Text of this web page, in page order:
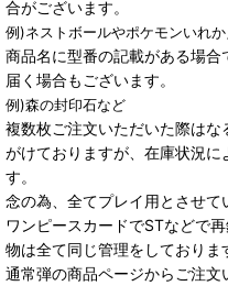
合がございます。
例)ネストボールやポケモンいれ
商品名に型番の記載がある場
届く場合もございます。
例)森の封印石など
複数枚ご注文いただいた際は
がけておりますが、在庫状況に
す。
念の為、全てプレイ用とさせて
ワンピースカードでSTなどで
物は全て同じ管理をしておりま
通常弾の商品ページからご注